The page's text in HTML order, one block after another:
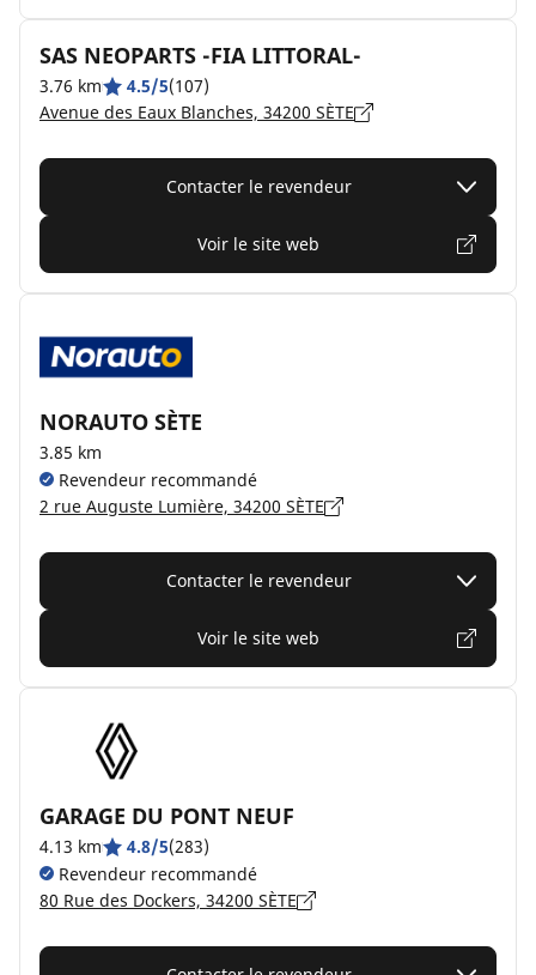
SAS NEOPARTS -FIA LITTORAL-
3.76 km 4.5/5(107)
Avenue des Eaux Blanches, 34200 SÈTE
Contacter le revendeur
Voir le site web
NORAUTO SÈTE
3.85 km
Revendeur recommandé
2 rue Auguste Lumière, 34200 SÈTE
Contacter le revendeur
Voir le site web
GARAGE DU PONT NEUF
4.13 km 4.8/5(283)
Revendeur recommandé
80 Rue des Dockers, 34200 SÈTE